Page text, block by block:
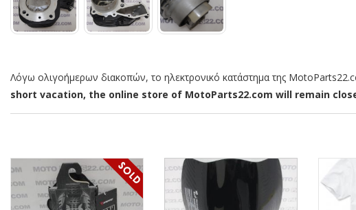
Λόγω ολιγοήμερων διακοπών, το ηλεκτρονικό κατάστημα της
short vacation, the online store of MotoParts22.com will remain